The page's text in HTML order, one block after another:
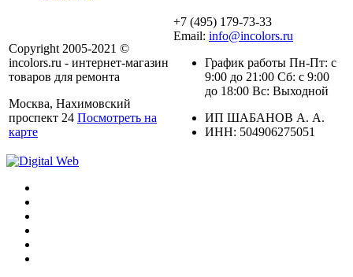
Copyright 2005-2021 ©
incolors.ru - интернет-магазин
товаров для ремонта
Москва, Нахимовский
проспект 24 Посмотреть на
карте
+7 (495) 179-73-33
Email: info@incolors.ru
График работы Пн-Пт: с
9:00 до 21:00 Сб: с 9:00
до 18:00 Вс: Выходной
ИП ШАБАНОВ А. А.
ИНН: 504906275051